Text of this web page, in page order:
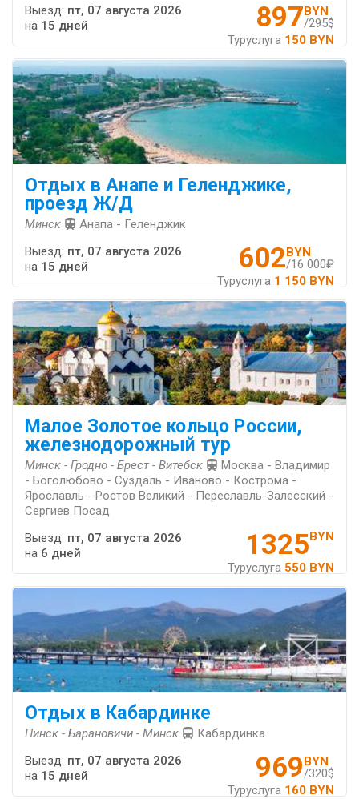
897BYN
/295$
Туруслуга 150 BYN
Выезд: пт, 07 августа 2026
на 15 дней
Отдых в Анапе и Геленджике,
проезд Ж/Д
Минск Анапа - Геленджик
602BYN
/16 000₽
Туруслуга 1 150 BYN
Выезд: пт, 07 августа 2026
на 15 дней
Малое Золотое кольцо России,
железнодорожный тур
Минск - Гродно - Брест - Витебск
Москва - Владимир
- Боголюбово - Суздаль - Иваново - Кострома -
Ярославль - Ростов Великий - Переславль-Залесский -
Сергиев Посад
1325BYN
Туруслуга 550 BYN
Выезд: пт, 07 августа 2026
на 6 дней
Отдых в Кабардинке
Пинск - Барановичи - Минск Кабардинка
969BYN
/320$
Туруслуга 160 BYN
Выезд: пт, 07 августа 2026
на 15 дней